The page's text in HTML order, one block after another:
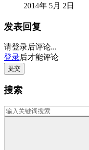
2014年 5月 2日
发表回复
请登录后评论...
登录后才能评论
提交
搜索